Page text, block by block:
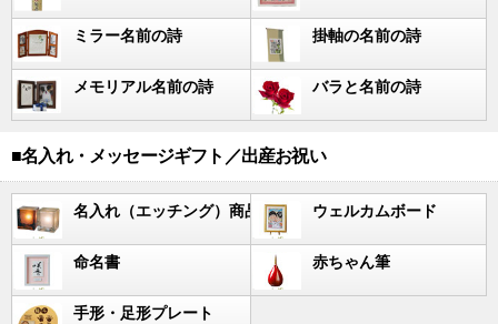
ミラー名前の詩 掛軸の名前の詩
メモリアル名前の詩 バラと名前の詩
■名入れ・メッセージギフト／出産お祝い
名入れ（エッチング）商品 ウェルカムボード
命名書 赤ちゃん筆
手形・足形プレート